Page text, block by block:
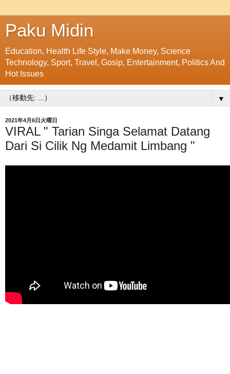
Paku Midin
Education, Health Life Style, Make Money, Science
Technology, Sport, Travel, Gosip, Entertainment, Politics And
Hot Issues
▼
2021年4月6日火曜日
VIRAL " Tarian Singa Selamat Datang
Dari Si Cilik Ng Medamit Limbang "